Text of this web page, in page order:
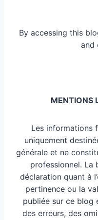
By accessing this
and
MENTIONS
Les informations
uniquement
générale et ne
professionnel. La
déclaration quant à
pertinence ou la
publiée sur ce blog
des erreurs, des